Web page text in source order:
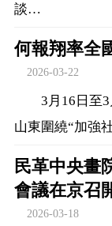
談…
何報翔率全
2026-03-22
3月16日至
山東圍繞“加強
民革中央畫
會議在京召
2026-03-18